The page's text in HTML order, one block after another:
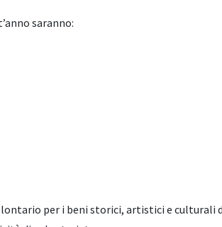
saranno:
per i beni storici, artistici e culturali